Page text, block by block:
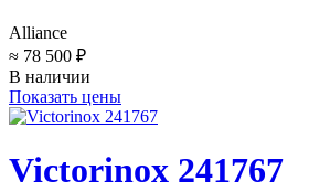
Alliance
≈ 78 500 ₽
В наличии
Показать цены
Victorinox 241767